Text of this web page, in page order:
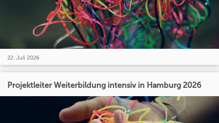
22. Juli 2026
Projektleiter Weiterbildung intensiv in Hamburg 2026